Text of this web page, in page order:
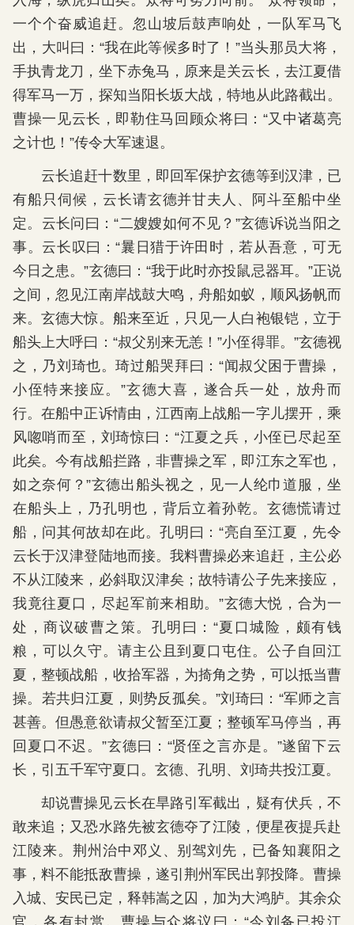
一个个奋威追赶。忽山坡后鼓声响处，一队军马飞
出，大叫曰：“我在此等候多时了！”当头那员大将，
手执青龙刀，坐下赤兔马，原来是关云长，去江夏借
得军马一万，探知当阳长坂大战，特地从此路截出。
曹操一见云长，即勒住马回顾众将曰：“又中诸葛亮
之计也！”传令大军速退。
云长追赶十数里，即回军保护玄德等到汉津，已
有船只伺候，云长请玄德并甘夫人、阿斗至船中坐
定。云长问曰：“二嫂嫂如何不见？”玄德诉说当阳之
事。云长叹曰：“曩日猎于许田时，若从吾意，可无
今日之患。”玄德曰：“我于此时亦投鼠忌器耳。”正说
之间，忽见江南岸战鼓大鸣，舟船如蚁，顺风扬帆而
来。玄德大惊。船来至近，只见一人白袍银铠，立于
船头上大呼曰：“叔父别来无恙！”小侄得罪。”玄德视
之，乃刘琦也。琦过船哭拜曰：“闻叔父困于曹操，
小侄特来接应。”玄德大喜，遂合兵一处，放舟而
行。在船中正诉情由，江西南上战船一字儿摆开，乘
风唿哨而至，刘琦惊曰：“江夏之兵，小侄已尽起至
此矣。今有战船拦路，非曹操之军，即江东之军也，
如之奈何？”玄德出船头视之，见一人纶巾道服，坐
在船头上，乃孔明也，背后立着孙乾。玄德慌请过
船，问其何故却在此。孔明曰：“亮自至江夏，先令
云长于汉津登陆地而接。我料曹操必来追赶，主公必
不从江陵来，必斜取汉津矣；故特请公子先来接应，
我竟往夏口，尽起军前来相助。”玄德大悦，合为一
处，商议破曹之策。孔明曰：“夏口城险，颇有钱
粮，可以久守。请主公且到夏口屯住。公子自回江
夏，整顿战船，收拾军器，为掎角之势，可以抵当曹
操。若共归江夏，则势反孤矣。”刘琦曰：“军师之言
甚善。但愚意欲请叔父暂至江夏；整顿军马停当，再
回夏口不迟。”玄德曰：“贤侄之言亦是。”遂留下云
长，引五千军守夏口。玄德、孔明、刘琦共投江夏。
却说曹操见云长在旱路引军截出，疑有伏兵，不
敢来追；又恐水路先被玄德夺了江陵，便星夜提兵赴
江陵来。荆州治中邓义、别驾刘先，已备知襄阳之
事，料不能抵敌曹操，遂引荆州军民出郭投降。曹操
入城、安民已定，释韩嵩之囚，加为大鸿胪。其余众
官，各有封赏。曹操与众将议曰：“今刘备已投江